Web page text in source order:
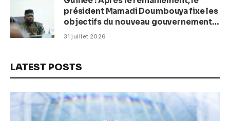
président Mamadi Doumbouya fixe les
objectifs du nouveau gouvernement
(CM)
31 juillet 2026
LATEST POSTS